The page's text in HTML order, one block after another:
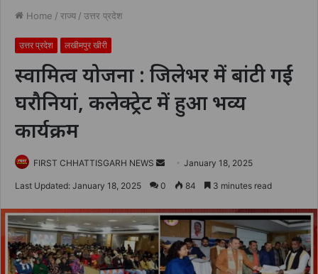
Home / राज्य / उत्तर प्रदेश
उत्तर प्रदेश लखीमपुर खीरी
स्वामित्व योजना : जिलेभर में बांटी गईं
घरौनियां, कलेक्ट्रेट में हुआ भव्य
कार्यक्रम
FIRST CHHATTISGARH NEWS
SendJanuary 18, 2025
Last Updated: January 18, 2025 0 84 3 minutes read